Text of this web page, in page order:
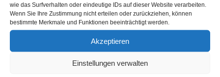
wie das Surfverhalten oder eindeutige IDs auf dieser Website verarbeiten.
Wenn Sie Ihre Zustimmung nicht erteilen oder zurückziehen, können
bestimmte Merkmale und Funktionen beeinträchtigt werden.
Akzeptieren
Einstellungen verwalten
Podobni izdelki